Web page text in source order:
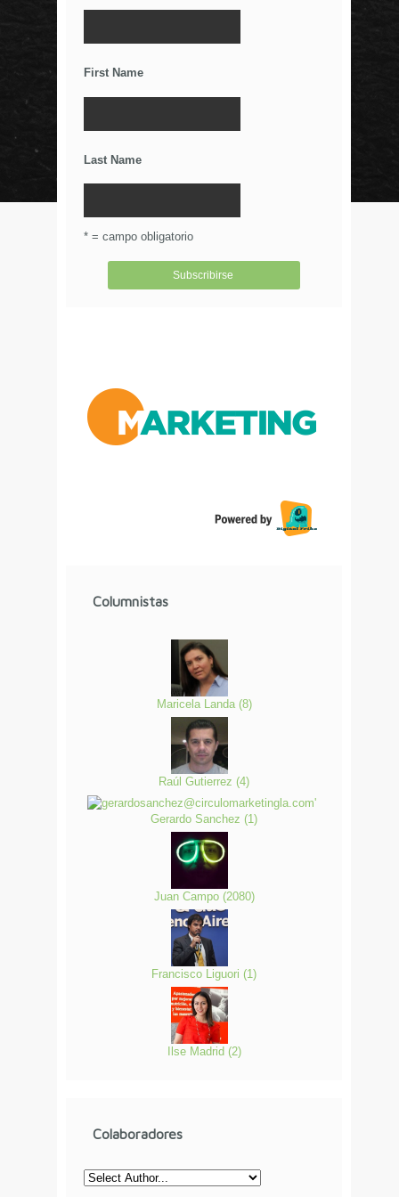
First Name
Last Name
* = campo obligatorio
Columnistas
Maricela Landa (8)
Raúl Gutierrez (4)
Gerardo Sanchez (1 )
Juan Campo (2080)
Francisco Liguori (1)
Ilse Madrid (2)
Colaboradores
Los Wearables y el IoT
© Circulo Marketing 2016. Todos los derechos
reservados.
Aviso de Privacidad